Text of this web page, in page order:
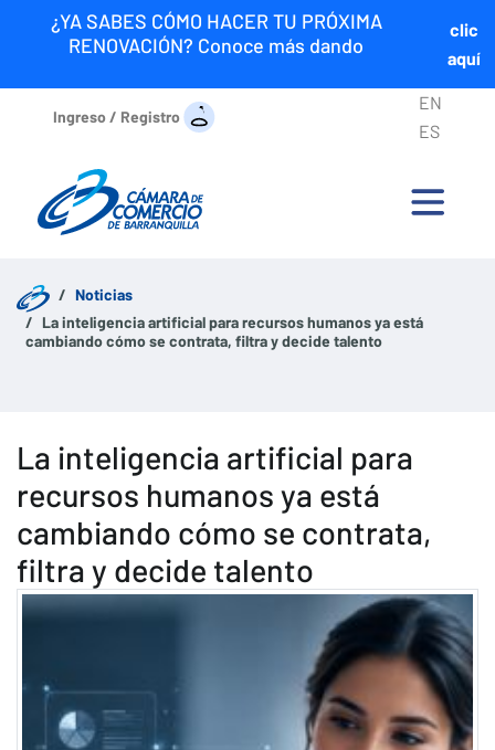
¿YA SABES CÓMO HACER TU PRÓXIMA
RENOVACIÓN? Conoce más dando
clic
aquí
Ingreso / Registro
EN
ES
Noticias
La inteligencia artificial para recursos humanos ya está
cambiando cómo se contrata, filtra y decide talento
La inteligencia artificial para
recursos humanos ya está
cambiando cómo se contrata,
filtra y decide talento